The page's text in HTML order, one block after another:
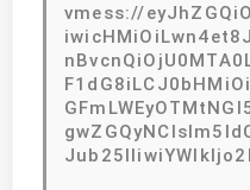
vmess://